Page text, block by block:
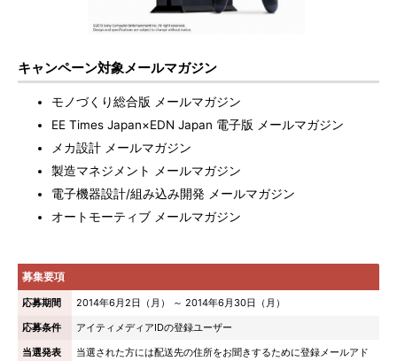
キャンペーン対象メールマガジン
モノづくり総合版 メールマガジン
EE Times Japan×EDN Japan 電子版 メールマガジン
メカ設計 メールマガジン
製造マネジメント メールマガジン
電子機器設計/組み込み開発 メールマガジン
オートモーティブ メールマガジン
募集要項
応募期間
2014年6月2日（月） ～ 2014年6月30日（月）
応募条件
アイティメディアIDの登録ユーザー
当選発表
当選された方には配送先の住所をお聞きするために登録メールアド